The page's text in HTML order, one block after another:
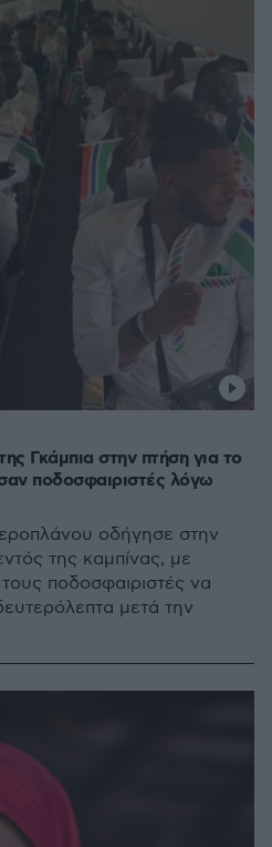
Γκάμπια στην πτήση για το
ποδοσφαιριστές λόγω
οδήγησε στην
της καμπίνας, με
ποδοσφαιριστές να
μετά την